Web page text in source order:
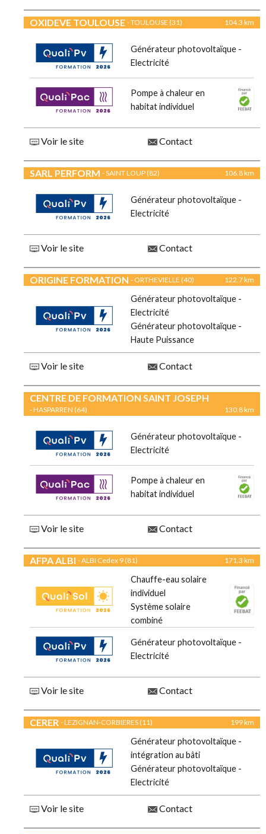
OXIDEVE TOULOUSE - TOULOUSE (31) 104.3 km
Générateur photovoltaïque -
Electricité
Pompe à chaleur en
habitat individuel
Voir le site Contact
SARL PERFORM - SAINT LOUP (82) 106.8 km
Générateur photovoltaïque -
Electricité
Voir le site Contact
ORIGINE FORMATION - ORTHEVIELLE (40) 122.7 km
Générateur photovoltaïque -
Electricité
Générateur photovoltaïque -
Haute Puissance
Voir le site Contact
CENTRE DE FORMATION SAINT JOSEPH
- HASPARREN (64) 130.8 km
Générateur photovoltaïque -
Electricité
Pompe à chaleur en
habitat individuel
Voir le site Contact
AFPA ALBI - ALBI Cedex 9 (81) 171.3 km
Chauffe-eau solaire
individuel
Système solaire
combiné
Générateur photovoltaïque -
Electricité
Voir le site Contact
CERER - LEZIGNAN-CORBIERES (11) 199 km
Générateur photovoltaïque -
intégration au bâti
Générateur photovoltaïque -
Electricité
Voir le site Contact